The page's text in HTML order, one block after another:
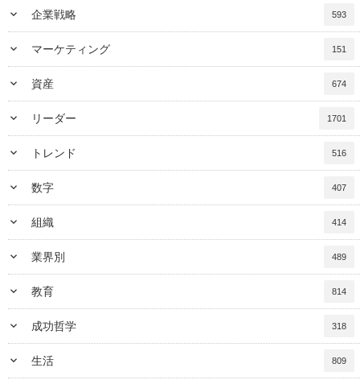
keyboard_arrow_down 企業戦略 593
keyboard_arrow_down マーケティング 151
keyboard_arrow_down 資産 674
keyboard_arrow_down リーダー 1701
keyboard_arrow_down トレンド 516
keyboard_arrow_down 数字 407
keyboard_arrow_down 組織 414
keyboard_arrow_down 業界別 489
keyboard_arrow_down 教育 814
keyboard_arrow_down 成功哲学 318
keyboard_arrow_down 生活 809